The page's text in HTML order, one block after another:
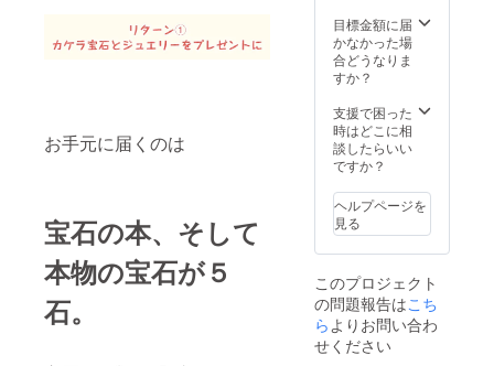
お手元に届くのは
宝石の本、そして
本物の宝石が５
石。
17日以
降で
す。 ※
でキ
ズ、欠
け、イ
ンク
ルー
ジョン
物）の
ある宝
石が入
る可能
性があ
ります
「CAM
PFIRE
のメッ
ライブ
配信の
限定公
開の
お送り
いたし
ます。
そちら
からご
参加く
ださ
い。
し込み
で、
ジュエ
作りさ
せてい
ただき
ます。
ントか
リング
の作成
となり
で、ど
ちらを
作成す
るか
と、ど
目標金額に届
かなかった場
合どうなりま
すか？
支援で困った
時はどこに相
談したらいい
ですか？
ヘルプページを
見る
このプロジェクト
の問題報告はこち
ら よりお問い合わ
せください